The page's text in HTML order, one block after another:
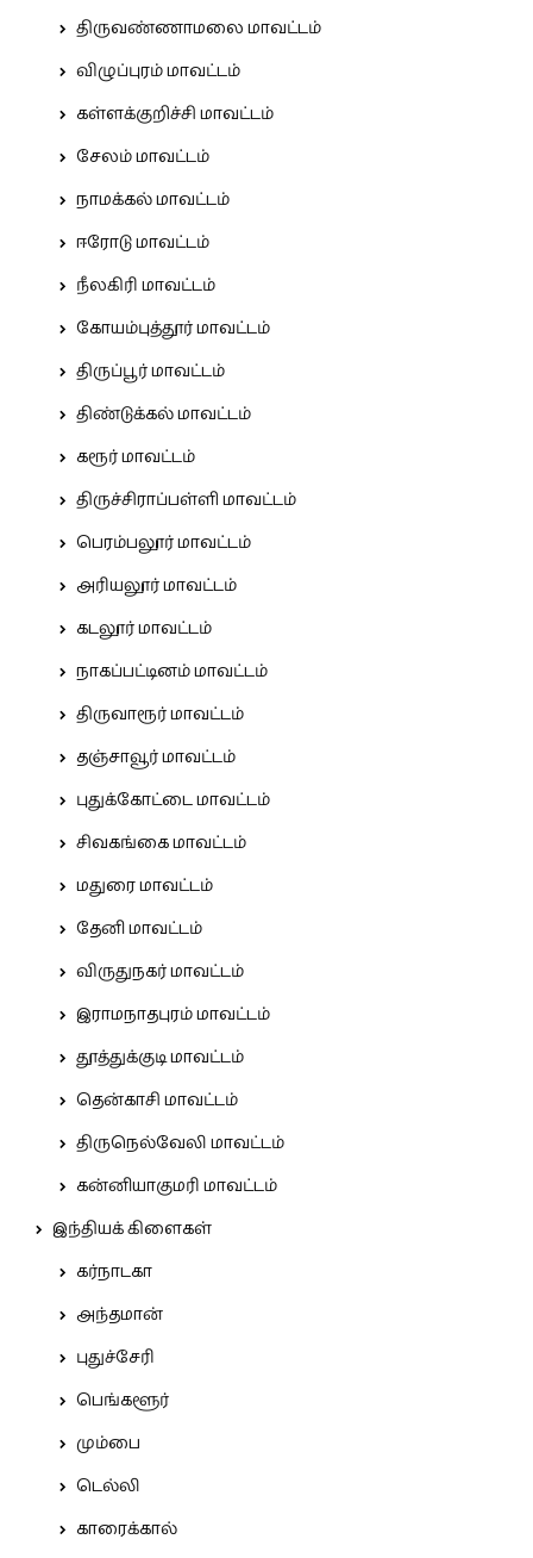
திருவண்ணாமலை மாவட்டம்
விழுப்புரம் மாவட்டம்
கள்ளக்குறிச்சி மாவட்டம்
சேலம் மாவட்டம்
நாமக்கல் மாவட்டம்
ஈரோடு மாவட்டம்
நீலகிரி மாவட்டம்
கோயம்புத்தூர் மாவட்டம்
திருப்பூர் மாவட்டம்
திண்டுக்கல் மாவட்டம்
கரூர் மாவட்டம்
திருச்சிராப்பள்ளி மாவட்டம்
பெரம்பலூர் மாவட்டம்
அரியலூர் மாவட்டம்
கடலூர் மாவட்டம்
நாகப்பட்டினம் மாவட்டம்
திருவாரூர் மாவட்டம்
தஞ்சாவூர் மாவட்டம்
புதுக்கோட்டை மாவட்டம்
சிவகங்கை மாவட்டம்
மதுரை மாவட்டம்
தேனி மாவட்டம்
விருதுநகர் மாவட்டம்
இராமநாதபுரம் மாவட்டம்
தூத்துக்குடி மாவட்டம்
தென்காசி மாவட்டம்
திருநெல்வேலி மாவட்டம்
கன்னியாகுமரி மாவட்டம்
இந்தியக் கிளைகள்
கர்நாடகா
அந்தமான்
புதுச்சேரி
பெங்களூர்
மும்பை
டெல்லி
காரைக்கால்